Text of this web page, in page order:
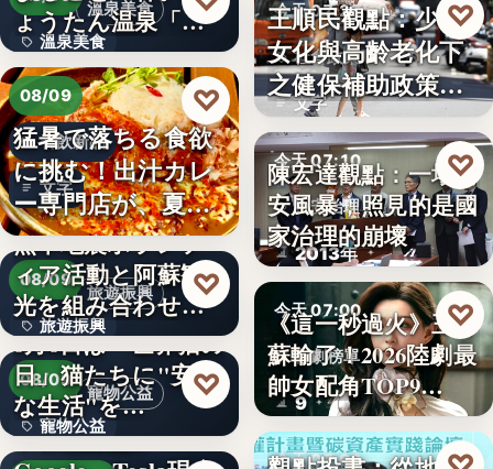
溫泉美食
溫泉美食
14年
ょうたん温泉「飲
泉堂」、…
08/09
餐飲新品
文字
猛暑で落ちる食欲
に挑む！出汁カレ
ー専門店が、夏限
定「無限…
♡
旅遊振興
08/09
旅遊振興
2
熊本地震ボランテ
ィア活動と阿蘇観
光を組み合わせた
「ボラン…
♡
寵物公益
08/09
寵物公益
8月8日は「世界猫の
日」猫たちに"安全
な生活"を…
♡
下班國際線》
今天 07:20
社會政策
文字
王順民觀點：少子
女化與高齡老化下
之健保補助政策的
解構、重…
♡
今天 07:10
食安治理
2013年
陳宏達觀點：一場食
安風暴，照見的是國
家治理的崩壞
♡
今天 07:00
影劇榜單
9
《這一秒過火》王籽
蘇輸了！2026陸劇最
帥女配角TOP9…
♡
今天 07:00